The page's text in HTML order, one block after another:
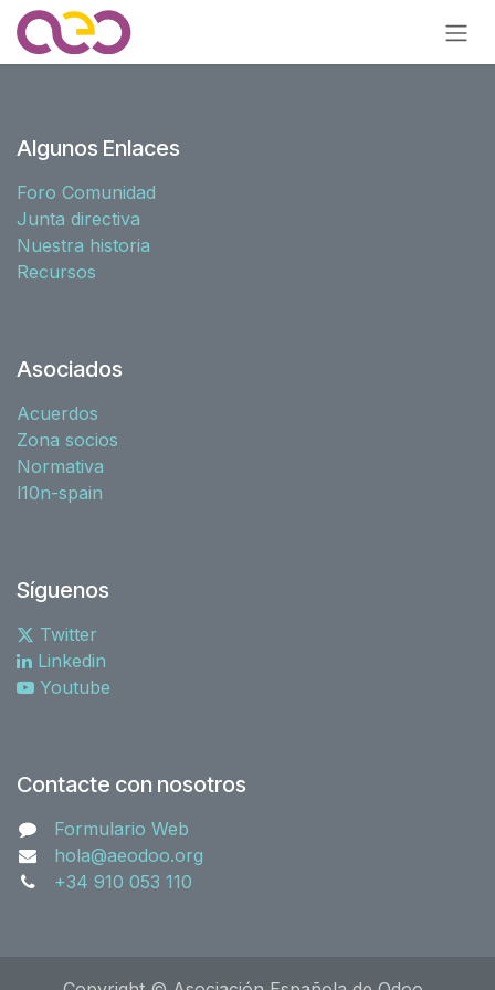
Ir al contenido
Algunos Enlaces
Foro Comunidad
Junta directiva
Nuestra historia
Recursos
Asociados
Acuerdos
Zona socios
Normativa
l10n-spain
Síguenos
Twitter
Linkedin
Youtube
Contacte con nosotros
Formulario Web
hola@aeodoo.org
+34 910 053 110